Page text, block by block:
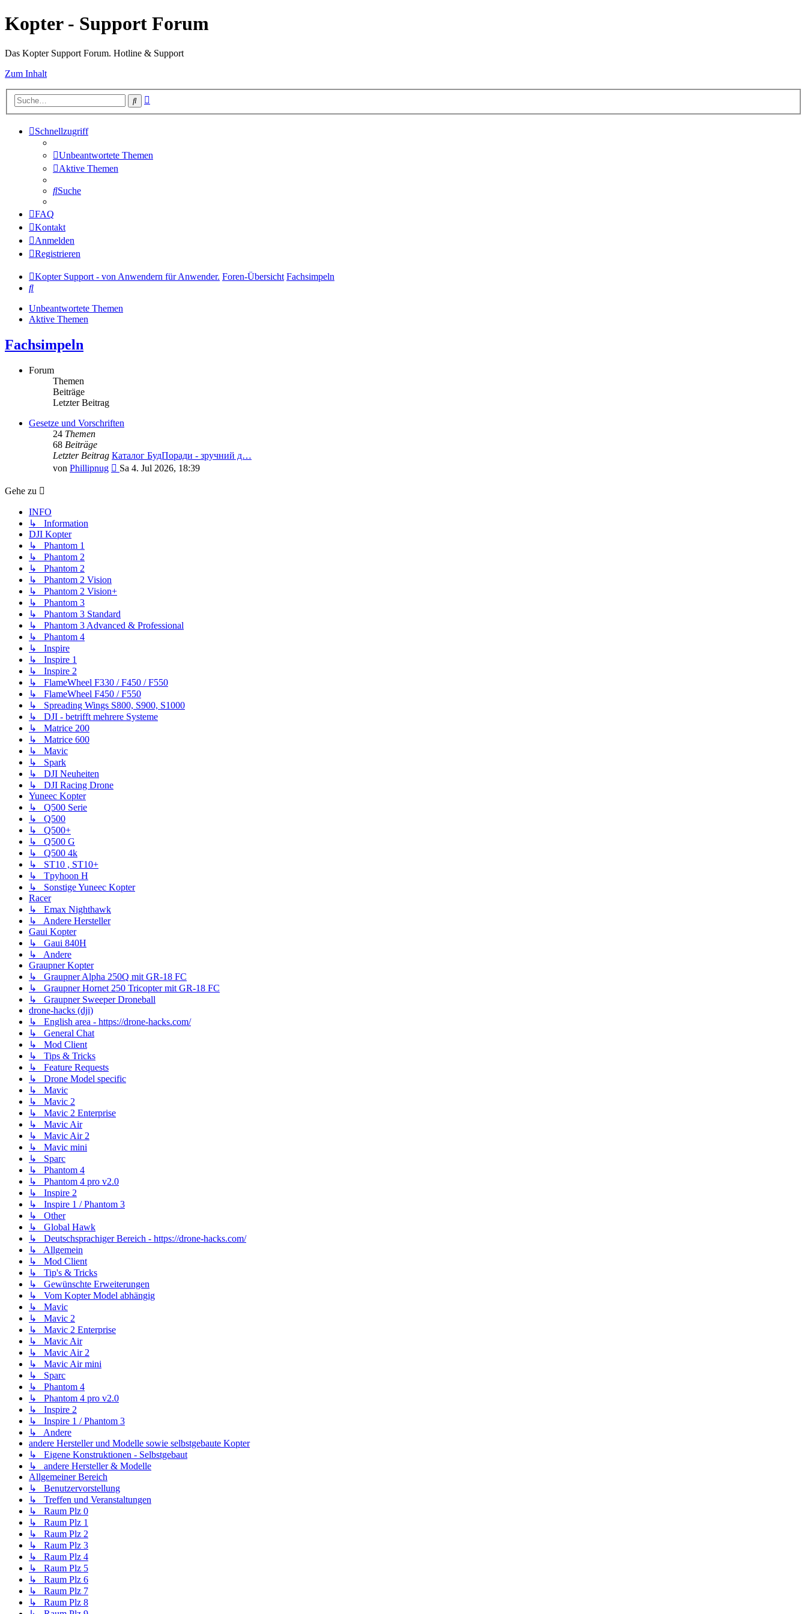
Kopter - Support Forum
Das Kopter Support Forum. Hotline & Support
Zum Inhalt
Suche
Schnellzugriff
Unbeantwortete Themen
Aktive Themen
Suche
FAQ
Kontakt
Anmelden
Registrieren
Kopter Support - von Anwendern für Anwender. Foren-Übersicht Fachsimpeln
Suche
Unbeantwortete Themen
Aktive Themen
Fachsimpeln
Forum
Themen
Beiträge
Letzter Beitrag
Gesetze und Vorschriften
24 Themen
68 Beiträge
Letzter Beitrag Каталог БудПоради - зручний д…
von Phillipnug
Neuester
Sa 4. Jul 2026, 18:39
Gehe zu
INFO
↳ Information
DJI Kopter
↳ Phantom 1
↳ Phantom 2
↳ Phantom 2
↳ Phantom 2 Vision
↳ Phantom 2 Vision+
↳ Phantom 3
↳ Phantom 3 Standard
↳ Phantom 3 Advanced & Professional
↳ Phantom 4
↳ Inspire
↳ Inspire 1
↳ Inspire 2
↳ FlameWheel F330 / F450 / F550
↳ FlameWheel F450 / F550
↳ Spreading Wings S800, S900, S1000
↳ DJI - betrifft mehrere Systeme
↳ Matrice 200
↳ Matrice 600
↳ Mavic
↳ Spark
↳ DJI Neuheiten
↳ DJI Racing Drone
Yuneec Kopter
↳ Q500 Serie
↳ Q500
↳ Q500+
↳ Q500 G
↳ Q500 4k
↳ ST10 , ST10+
↳ Tpyhoon H
↳ Sonstige Yuneec Kopter
Racer
↳ Emax Nighthawk
↳ Andere Hersteller
Gaui Kopter
↳ Gaui 840H
↳ Andere
Graupner Kopter
↳ Graupner Alpha 250Q mit GR-18 FC
↳ Graupner Hornet 250 Tricopter mit GR-18 FC
↳ Graupner Sweeper Droneball
drone-hacks (dji)
↳ English area - https://drone-hacks.com/
↳ General Chat
↳ Mod Client
↳ Tips & Tricks
↳ Feature Requests
↳ Drone Model specific
↳ Mavic
↳ Mavic 2
↳ Mavic 2 Enterprise
↳ Mavic Air
↳ Mavic Air 2
↳ Mavic mini
↳ Sparc
↳ Phantom 4
↳ Phantom 4 pro v2.0
↳ Inspire 2
↳ Inspire 1 / Phantom 3
↳ Other
↳ Global Hawk
↳ Deutschsprachiger Bereich - https://drone-hacks.com/
↳ Allgemein
↳ Mod Client
↳ Tip's & Tricks
↳ Gewünschte Erweiterungen
↳ Vom Kopter Model abhängig
↳ Mavic
↳ Mavic 2
↳ Mavic 2 Enterprise
↳ Mavic Air
↳ Mavic Air 2
↳ Mavic Air mini
↳ Sparc
↳ Phantom 4
↳ Phantom 4 pro v2.0
↳ Inspire 2
↳ Inspire 1 / Phantom 3
↳ Andere
andere Hersteller und Modelle sowie selbstgebaute Kopter
↳ Eigene Konstruktionen - Selbstgebaut
↳ andere Hersteller & Modelle
Allgemeiner Bereich
↳ Benutzervorstellung
↳ Treffen und Veranstaltungen
↳ Raum Plz 0
↳ Raum Plz 1
↳ Raum Plz 2
↳ Raum Plz 3
↳ Raum Plz 4
↳ Raum Plz 5
↳ Raum Plz 6
↳ Raum Plz 7
↳ Raum Plz 8